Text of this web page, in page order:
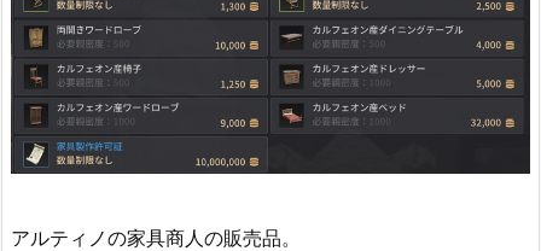
アルティノの家具商人の販売品。